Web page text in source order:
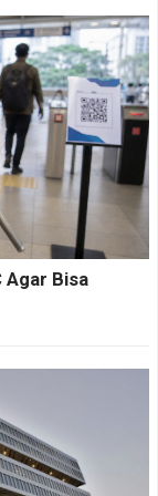
16 dengan
dua kali
tiga tahun
karena
spesifikasi
AI
dan AI
Agar Bisa